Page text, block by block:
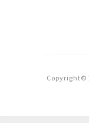
Copyright©